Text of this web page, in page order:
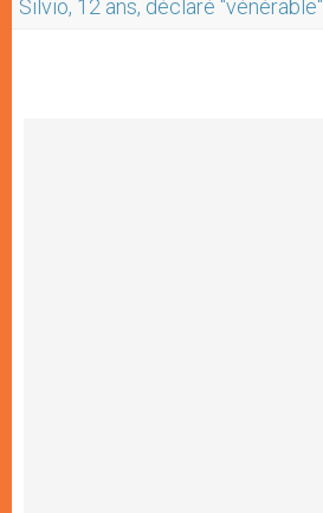
Silvio, 12 ans, déclaré "vénérable"